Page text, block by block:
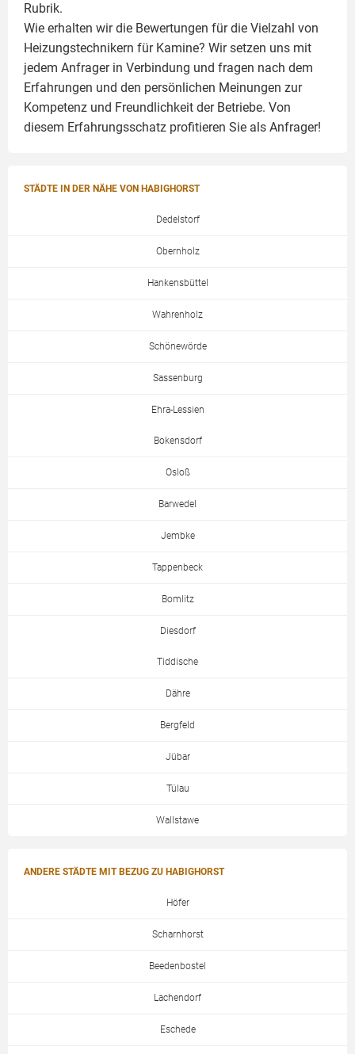
Rubrik.
Wie erhalten wir die Bewertungen für die Vielzahl von
Heizungstechnikern für Kamine? Wir setzen uns mit
jedem Anfrager in Verbindung und fragen nach dem
Erfahrungen und den persönlichen Meinungen zur
Kompetenz und Freundlichkeit der Betriebe. Von
diesem Erfahrungsschatz profitieren Sie als Anfrager!
STÄDTE IN DER NÄHE VON HABIGHORST
Dedelstorf
Obernholz
Hankensbüttel
Wahrenholz
Schönewörde
Sassenburg
Ehra-Lessien
Bokensdorf
Osloß
Barwedel
Jembke
Tappenbeck
Bomlitz
Diesdorf
Tiddische
Dähre
Bergfeld
Jübar
Tülau
Wallstawe
ANDERE STÄDTE MIT BEZUG ZU HABIGHORST
Höfer
Scharnhorst
Beedenbostel
Lachendorf
Eschede